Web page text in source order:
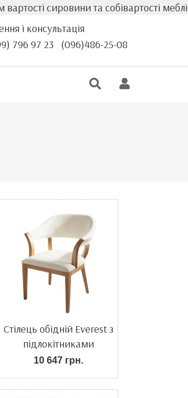
сировини та собівартості меблів,
і консультація
796 97 23 (096)486-25-08
Стілець обідній Everest з
підлокітниками
10 647 грн.